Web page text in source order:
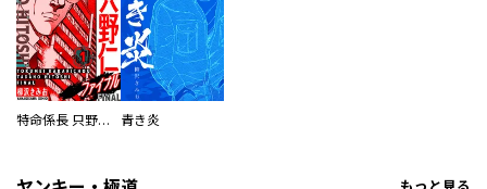
特命係長 只野仁ファイナル 愛蔵版 青き炎